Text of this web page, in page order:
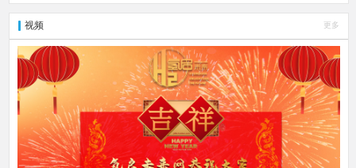
视频 更多